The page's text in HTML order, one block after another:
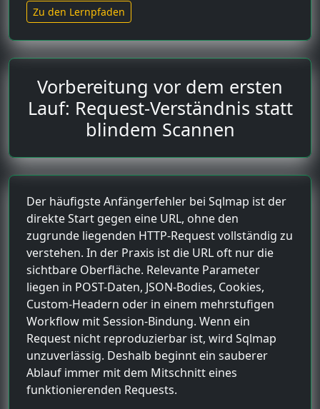
Zu den Lernpfaden
Vorbereitung vor dem ersten
Lauf: Request-Verständnis statt
blindem Scannen
Der häufigste Anfängerfehler bei Sqlmap ist der
direkte Start gegen eine URL, ohne den
zugrunde liegenden HTTP-Request vollständig zu
verstehen. In der Praxis ist die URL oft nur die
sichtbare Oberfläche. Relevante Parameter
liegen in POST-Daten, JSON-Bodies, Cookies,
Custom-Headern oder in einem mehrstufigen
Workflow mit Session-Bindung. Wenn ein
Request nicht reproduzierbar ist, wird Sqlmap
unzuverlässig. Deshalb beginnt ein sauberer
Ablauf immer mit dem Mitschnitt eines
funktionierenden Requests.